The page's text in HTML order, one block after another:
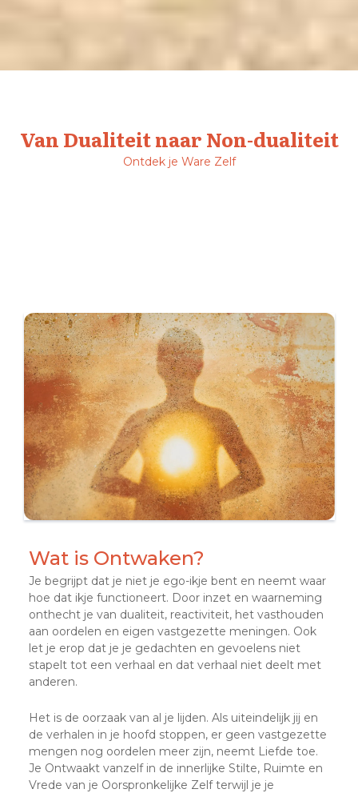
Van Dualiteit naar Non-dualiteit
Ontdek je Ware Zelf
Wat is Ontwaken?
Je begrijpt dat je niet je ego-ikje bent en neemt waar
hoe dat ikje functioneert. Door inzet en waarneming
onthecht je van dualiteit, reactiviteit, het vasthouden
aan oordelen en eigen vastgezette meningen. Ook
let je erop dat je je gedachten en gevoelens niet
stapelt tot een verhaal en dat verhaal niet deelt met
anderen.
Het is de oorzaak van al je lijden. Als uiteindelijk jij en
de verhalen in je hoofd stoppen, er geen vastgezette
mengen nog oordelen meer zijn, neemt Liefde toe.
Je Ontwaakt vanzelf in de innerlijke Stilte, Ruimte en
Vrede van je Oorspronkelijke Zelf terwijl je je